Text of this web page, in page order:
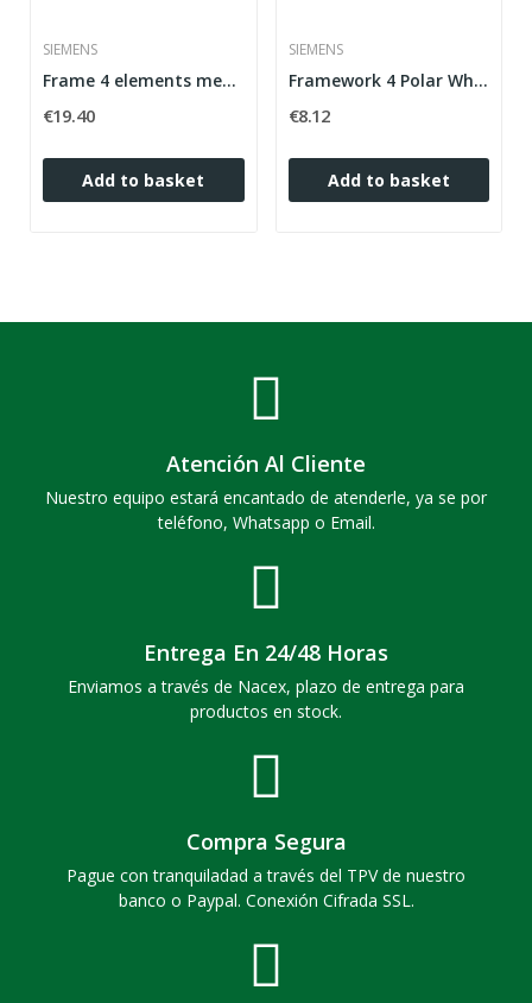
SIEMENS
Frame 4 elements metallic aluminium Siemens...
€19.40
Add to basket
SIEMENS
Framework 4 Polar White Elements Siemens Delta...
€8.12
Add to basket
Atención Al Cliente
Nuestro equipo estará encantado de atenderle, ya se por
teléfono, Whatsapp o Email.
Entrega En 24/48 Horas
Enviamos a través de Nacex, plazo de entrega para
productos en stock.
Compra Segura
Pague con tranquiladad a través del TPV de nuestro
banco o Paypal. Conexión Cifrada SSL.